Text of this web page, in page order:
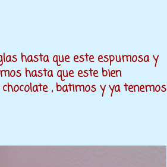
hasta que este espumosa y
hasta que este bien
, batimos y ya tenemos